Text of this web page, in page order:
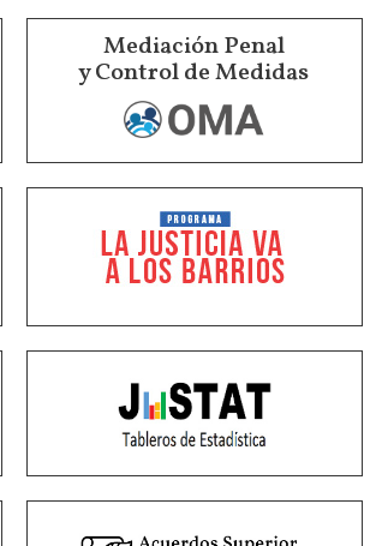
Mediación Penal
y Control de Medidas